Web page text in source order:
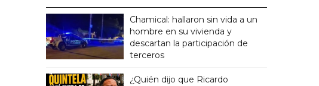
Chamical: hallaron sin vida a un
hombre en su vivienda y
descartan la participación de
terceros
¿Quién dijo que Ricardo